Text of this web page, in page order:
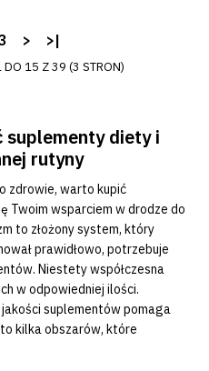
> >|
DO 15 Z 39 (3 STRON)
diety i
rutyny
zdrowie, warto kupić
Twoim wsparciem w drodze do
to złożony system, który
prawidłowo, potrzebuje
Niestety współczesna
w odpowiedniej ilości.
suplementów pomaga
kilka obszarów, które